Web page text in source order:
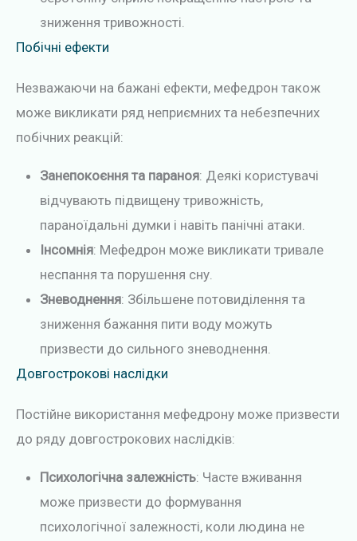
зниження тривожності.
Побічні ефекти
Незважаючи на бажані ефекти, мефедрон також
може викликати ряд неприємних та небезпечних
побічних реакцій:
Занепокоєння та параноя: Деякі користувачі
відчувають підвищену тривожність,
параноїдальні думки і навіть панічні атаки.
Інсомнія: Мефедрон може викликати тривале
неспання та порушення сну.
Зневоднення: Збільшене потовиділення та
зниження бажання пити воду можуть
призвести до сильного зневоднення.
Довгострокові наслідки
Постійне використання мефедрону може призвести
до ряду довгострокових наслідків:
Психологічна залежність: Часте вживання
може призвести до формування
психологічної залежності, коли людина не